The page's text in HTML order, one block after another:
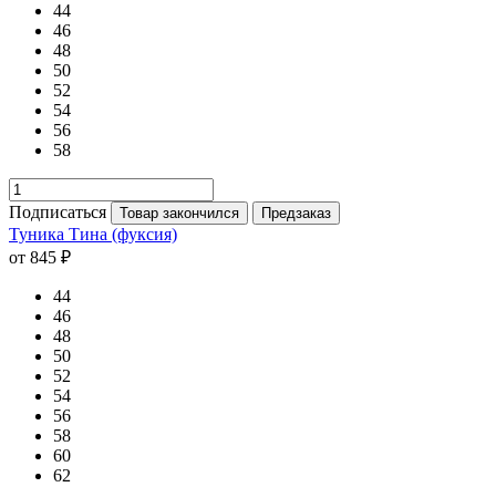
44
46
48
50
52
54
56
58
Подписаться Товар закончился Предзаказ
Туника Тина (фуксия)
от 845 ₽
44
46
48
50
52
54
56
58
60
62